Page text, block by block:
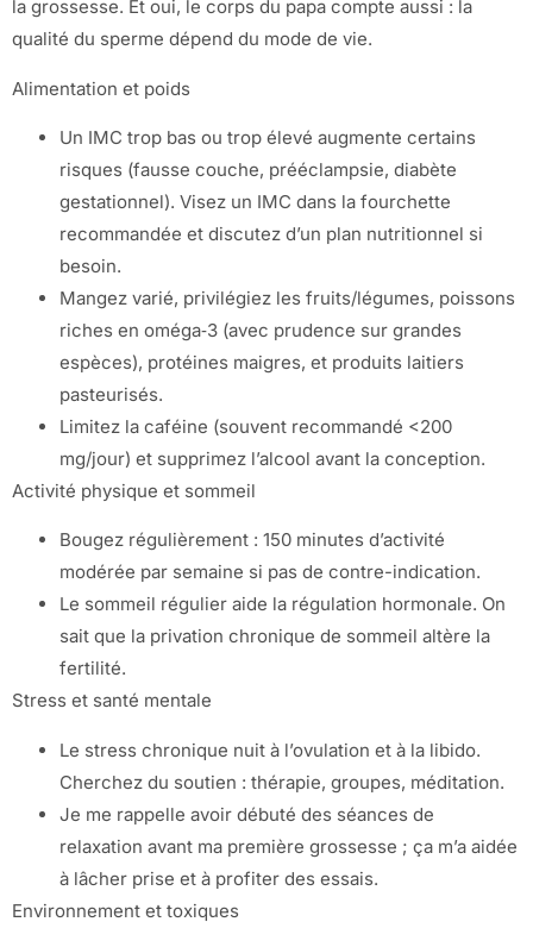
la grossesse. Et oui, le corps du papa compte aussi : la
qualité du sperme dépend du mode de vie.
Alimentation et poids
Un IMC trop bas ou trop élevé augmente certains
risques (fausse couche, prééclampsie, diabète
gestationnel). Visez un IMC dans la fourchette
recommandée et discutez d’un plan nutritionnel si
besoin.
Mangez varié, privilégiez les fruits/légumes, poissons
riches en oméga‑3 (avec prudence sur grandes
espèces), protéines maigres, et produits laitiers
pasteurisés.
Limitez la caféine (souvent recommandé <200
mg/jour) et supprimez l’alcool avant la conception.
Activité physique et sommeil
Bougez régulièrement : 150 minutes d’activité
modérée par semaine si pas de contre-indication.
Le sommeil régulier aide la régulation hormonale. On
sait que la privation chronique de sommeil altère la
fertilité.
Stress et santé mentale
Le stress chronique nuit à l’ovulation et à la libido.
Cherchez du soutien : thérapie, groupes, méditation.
Je me rappelle avoir débuté des séances de
relaxation avant ma première grossesse ; ça m’a aidée
à lâcher prise et à profiter des essais.
Environnement et toxiques